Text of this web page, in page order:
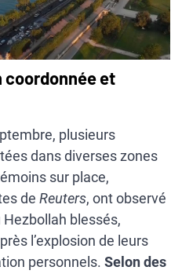
coordonnée et
plusieurs
dans diverses zones
sur place,
de Reuters, ont observé
blessés,
l’explosion de leurs
personnels. Selon des